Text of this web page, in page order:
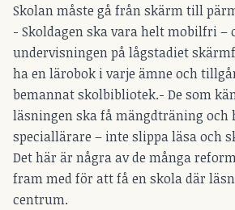
Skolan måste gå från skärm till
- Skoldagen ska vara helt mobilfri –
undervisningen på lågstadiet
ha en lärobok i varje ämne och
bemannat skolbibliotek.- De som
läsningen ska få mängdträning och
speciallärare – inte slippa läsa och
Det här är några av de många
fram med för att få en skola där
centrum.